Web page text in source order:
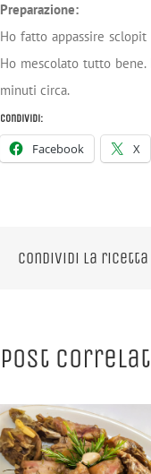
Preparazione:
Ho fatto appassire
Ho mescolato tutto
minuti circa.
Condividi:
Facebook X
Condividi la
Post